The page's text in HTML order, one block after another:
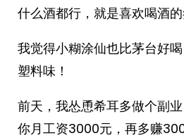
什么酒都行，就是喜欢喝酒
我觉得小糊涂仙也比茅台好
塑料味！
前天，我怂恿希耳多做个副
你月工资3000元，再多赚